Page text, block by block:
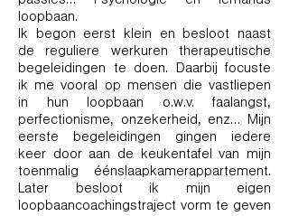
loopbaan.
Ik begon eerst klein en besloot naast
de reguliere werkuren therapeutische
begeleidingen te doen. Daarbij focuste
ik me vooral op mensen die vastliepen
in hun loopbaan o.w.v. faalangst,
perfectionisme, onzekerheid, enz… Mijn
eerste begeleidingen gingen iedere
keer door aan de keukentafel van mijn
toenmalig éénslaapkamerappartement.
Later besloot ik mijn eigen
loopbaancoachingstraject vorm te geven